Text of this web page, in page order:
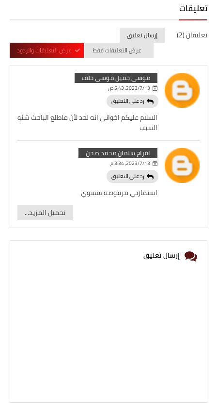
تعليقات
تعليقان (2)
إرسال تعليق
عرض التعليقات فقط
عرض التعليقات والردود
موسى جميل موسى خلف
13‏/7‏/2023، 5:43 ص
السلام عليكم اخواني انه لحد لأن ماطلع الباحث شنو
السبب
رد على التعليق
افراح سلمان محمد صحن
13‏/7‏/2023، 3:34 م
استمارتي مرفوضة شسوي
رد على التعليق
تحميل المزيد...
إرسال تعليق